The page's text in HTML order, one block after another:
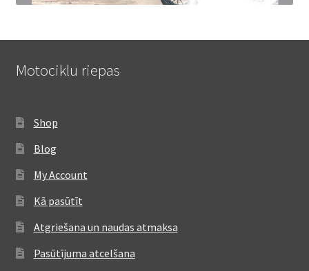
Motociklu riepas
Shop
Blog
My Account
Kā pasūtīt
Atgriešana un naudas atmaksa
Pasūtījuma atcelšana